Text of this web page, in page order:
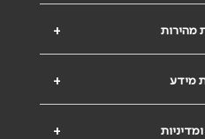
+ מהירות
+ מידע
+